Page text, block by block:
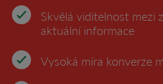
Skvělá viditelnost mezi
aktuální informace
Vysoká míra konverze